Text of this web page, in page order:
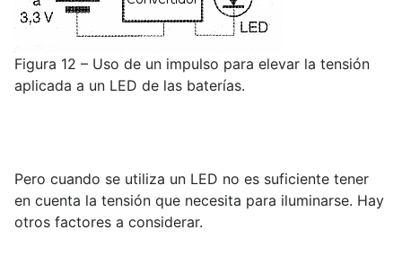
Figura 12 – Uso de un impulso para elevar la tensión
aplicada a un LED de las baterías.
Pero cuando se utiliza un LED no es suficiente tener
en cuenta la tensión que necesita para iluminarse. Hay
otros factores a considerar.